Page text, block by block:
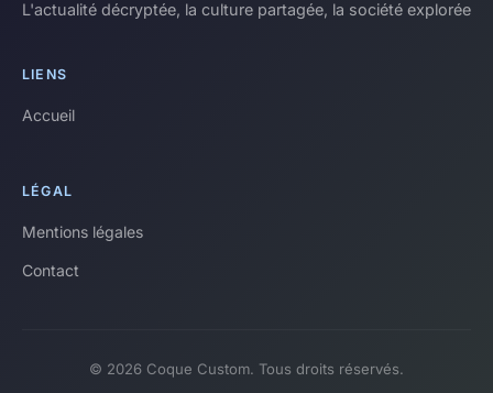
L'actualité décryptée, la culture partagée, la société explorée
LIENS
Accueil
LÉGAL
Mentions légales
Contact
© 2026 Coque Custom. Tous droits réservés.